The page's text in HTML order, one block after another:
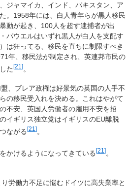
ジャマイカ、インド、パキスタン、ア
。1958年には、白人青年らが黒人移民
動が起き、100人を超す逮捕者が出
パウエルはいずれ黒人が白人を支配す
は狂ってる、移民を直ちに制限すべき
年、移民法が制定され、英連邦市民の
た[21 ]。
、ブレア政権は好景気の英国の人手不
の移民受入れを決める。これはやがて
不安、英国人労働者の雇用不安を招
イギリス独立党はイギリスのEU離脱
ながる [21 ] 。
かけるようになってきている[21 ]
労働力不足に悩むドイツに高失業率と